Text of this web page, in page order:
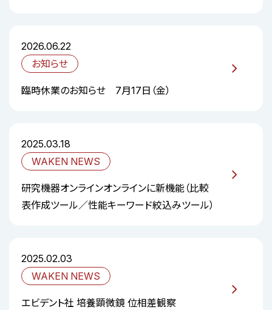
2026.06.22
お知らせ
臨時休業のお知らせ 7月17日（金）
2025.03.18
WAKEN NEWS
研究機器オンラインオンラインに新機能（比較
表作成ツール／性能キーワード絞込みツール）
2025.02.03
WAKEN NEWS
エビデント社 培養顕微鏡 位相差観察